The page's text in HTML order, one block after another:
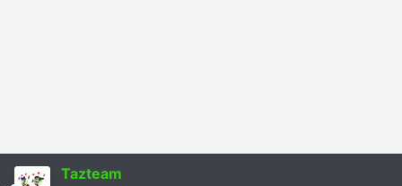
Tazteam